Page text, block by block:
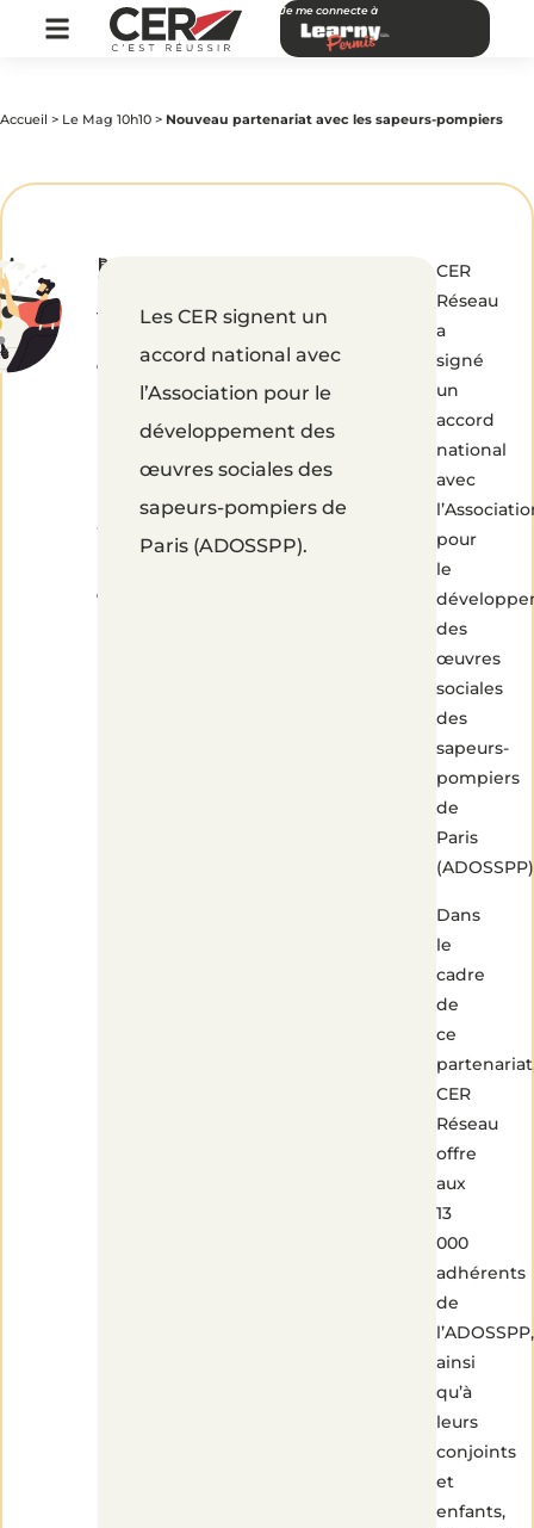
Je me connecte à
Accueil > Le Mag 10h10 > Nouveau partenariat avec les sapeurs-pompiers
Nouveau
partenariat
avec
les
sapeurs-
pompiers
par
CER
|Publié
le
janvierLes CER signent un
accord national avec
l’Association pour le
développement des
œuvres sociales des
sapeurs-pompiers de
Paris (ADOSSPP).
CER
Réseau
a
signé
un
accord
national
avec
pour
le
des
œuvres
sociales
des
sapeurs-
pompiers
de
Paris
Dans
le
cadre
de
ce
CER
Réseau
offre
aux
13
000
adhérents
de
l’ADOSSPP,
ainsi
qu’à
leurs
conjoints
et
enfants,